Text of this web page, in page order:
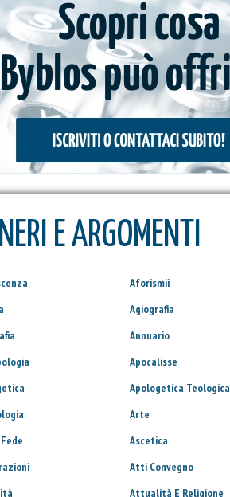
E ARGOMENTI
Aforismii
Agiografia
Annuario
Apocalisse
Apologetica Teologica
Arte
Ascetica
Atti Convegno
Attualità E Religione